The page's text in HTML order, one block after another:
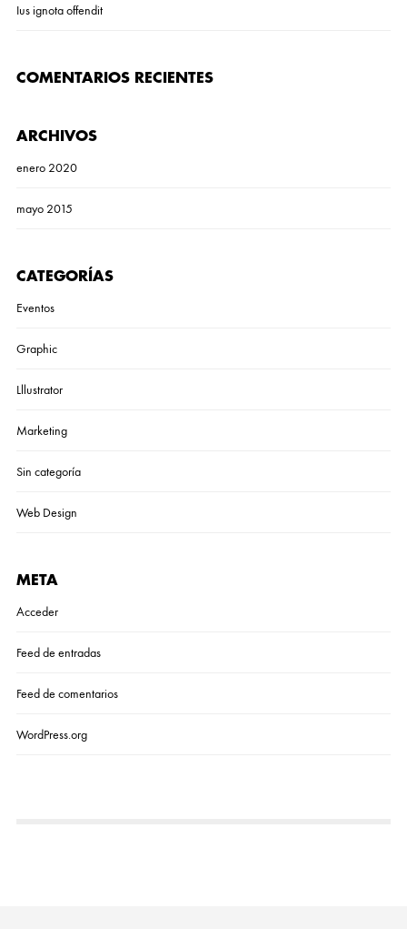
Ius ignota offendit
COMENTARIOS RECIENTES
ARCHIVOS
enero 2020
mayo 2015
CATEGORÍAS
Eventos
Graphic
Lllustrator
Marketing
Sin categoría
Web Design
META
Acceder
Feed de entradas
Feed de comentarios
WordPress.org